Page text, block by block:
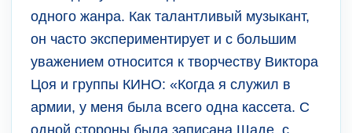
одного жанра. Как талантливый музыкант,
он часто экспериментирует и с большим
уважением относится к творчеству Виктора
Цоя и группы КИНО: «Когда я служил в
армии, у меня была всего одна кассета. С
одной стороны была записана Шаде, с